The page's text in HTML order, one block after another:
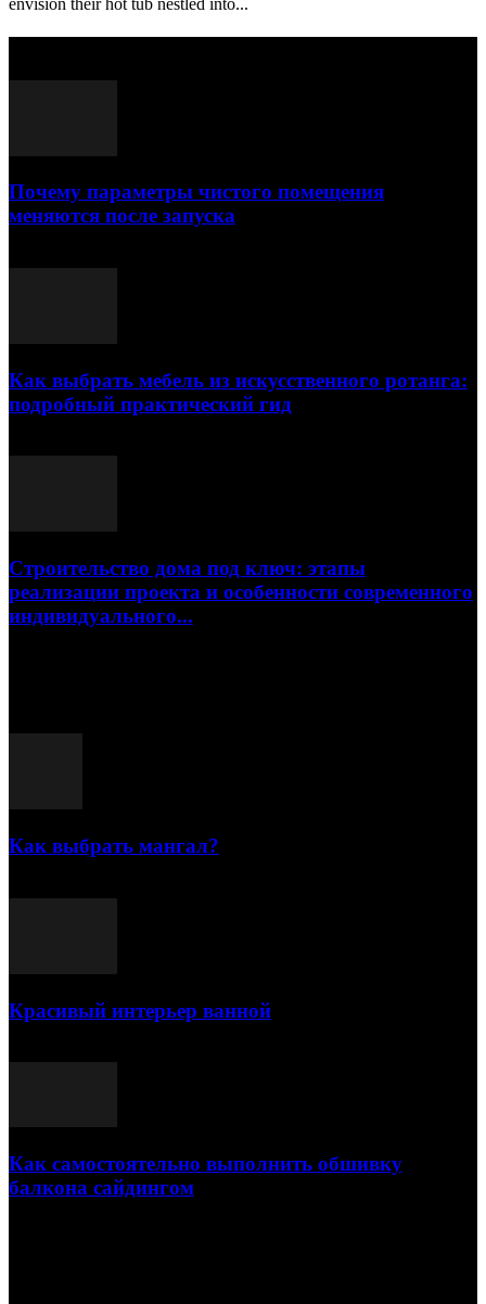
envision their hot tub nestled into...
Почему параметры чистого помещения
меняются после запуска
Как выбрать мебель из искусственного ротанга:
подробный практический гид
Строительство дома под ключ: этапы
реализации проекта и особенности современного
индивидуального...
Как выбрать мангал?
Красивый интерьер ванной
Как самостоятельно выполнить обшивку
балкона сайдингом